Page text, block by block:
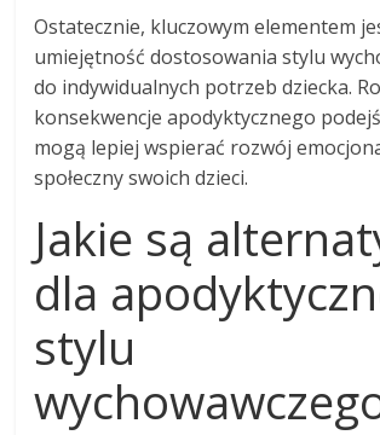
Ostatecznie, kluczowym elementem
umiejętność dostosowania stylu
do indywidualnych potrzeb dziecka.
konsekwencje apodyktycznego
mogą lepiej wspierać rozwój
społeczny swoich dzieci.
Jakie są
dla
stylu